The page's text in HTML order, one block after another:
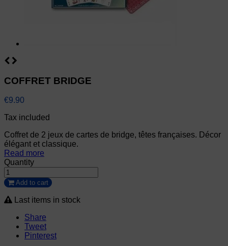
COFFRET BRIDGE
€9.90
Tax included
Coffret de 2 jeux de cartes de bridge, têtes françaises. Décor
élégant et classique.
Read more
Quantity
Add to cart
Last items in stock
Share
Tweet
Pinterest